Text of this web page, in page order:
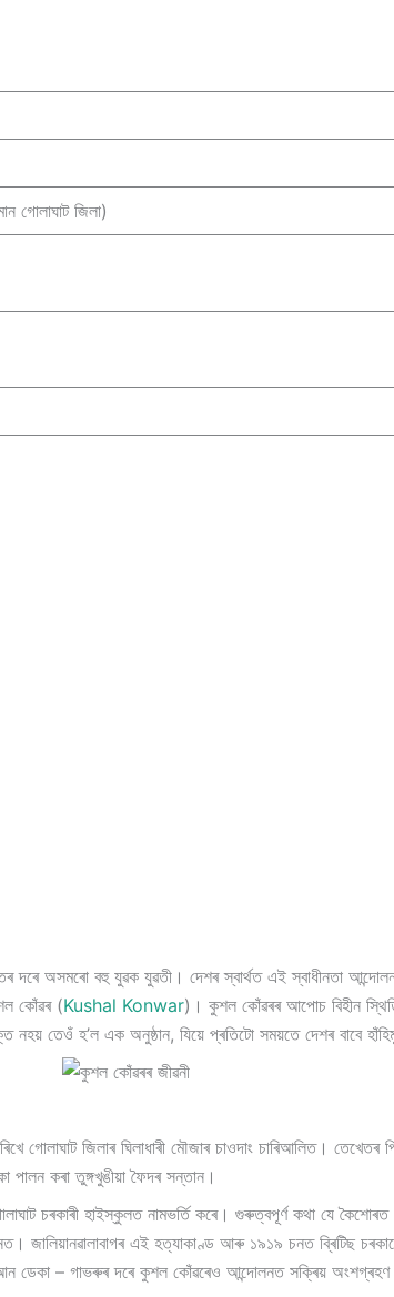
গোলাঘাট জিলা)
দৰে অসমৰো বহু যুৱক যুৱতী। দেশৰ স্বাৰ্থত এই স্বাধীনতা
কোঁৱৰ (Kushal Konwar)। কুশল কোঁৱৰৰ আপোচ বিহীন
হ’ল এক অনুষ্ঠান, যিয়ে প্ৰতিটো সময়তে দেশৰ বাবে
গোলাঘাট জিলাৰ ঘিলাধাৰী মৌজাৰ চাওদাং চাৰিআলিত।
কৰা তুঙ্গখুঙীয়া ফৈদৰ সন্তান।
চৰকাৰী হাইস্কুলত নামভৰ্তি কৰে। গুৰুত্বপূৰ্ণ কথা যে
চনত। জালিয়ানৱালাবাগৰ এই হত্যাকাণ্ড আৰু ১৯১৯ চনত ব্ৰিটিছ
ডেকা – গাভৰুৰ দৰে কুশল কোঁৱৰেও আন্দোলনত সক্ৰিয় অংশগ্ৰহণ